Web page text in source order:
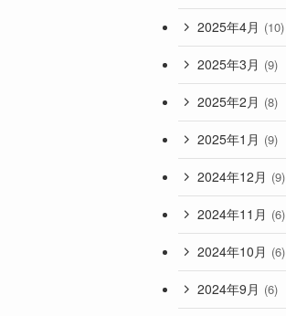
2025年4月 (10)
2025年3月 (9)
2025年2月 (8)
2025年1月 (9)
2024年12月 (9)
2024年11月 (6)
2024年10月 (6)
2024年9月 (6)